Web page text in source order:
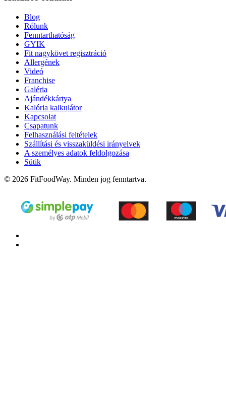
Blog
Rólunk
Fenntarthatóság
GYIK
Fit nagykövet regisztráció
Allergének
Videó
Franchise
Galéria
Ajándékkártya
Kalória kalkulátor
Kapcsolat
Csapatunk
Felhasználási feltételek
Szállítási és visszaküldési irányelvek
A személyes adatok feldolgozása
Sütik
© 2026 FitFoodWay. Minden jog fenntartva.